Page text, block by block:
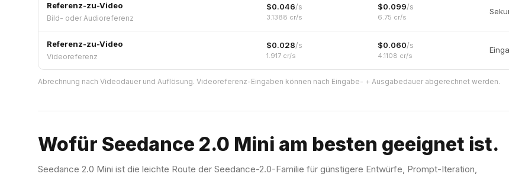
Referenz-zu-Video
Bild- oder Audioreferenz
$0.046/s
3.1388 cr/s
$0.099/s
6.75 cr/s
Referenz-zu-Video
Videoreferenz
$0.028/s
1.917 cr/s
$0.060/s
4.1108 cr/s
Abrechnung nach Videodauer und Auflösung. Videoreferenz-Eingaben können nach Eingabe- + Ausgabedauer abgerechnet werden.
Wofür Seedance 2.0 Mini am besten geeignet ist.
Seedance 2.0 Mini ist die leichte Route der Seedance-2.0-Familie für günstigere Entwürfe, Prompt-Iteration,